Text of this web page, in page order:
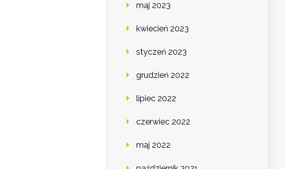
maj 2023
kwiecień 2023
styczeń 2023
grudzień 2022
lipiec 2022
czerwiec 2022
maj 2022